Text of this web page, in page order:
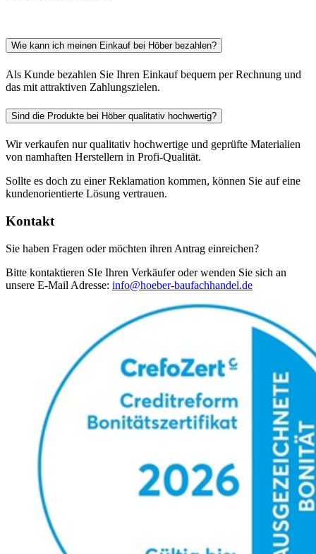
Wie kann ich meinen Einkauf bei Höber bezahlen?
Als Kunde bezahlen Sie Ihren Einkauf bequem per Rechnung und
das mit attraktiven Zahlungszielen.
Sind die Produkte bei Höber qualitativ hochwertig?
Wir verkaufen nur qualitativ hochwertige und geprüfte Materialien
von namhaften Herstellern in Profi-Qualität.
Sollte es doch zu einer Reklamation kommen, können Sie auf eine
kundenorientierte Lösung vertrauen.
Kontakt
Sie haben Fragen oder möchten ihren Antrag einreichen?
Bitte kontaktieren SIe Ihren Verkäufer oder wenden Sie sich an
unsere E-Mail Adresse: info@hoeber-baufachhandel.de